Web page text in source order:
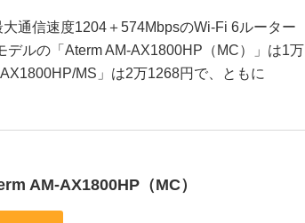
通信速度1204＋574MbpsのWi-Fi 6ルーター
デルの「Aterm AM-AX1800HP（MC）」は1万
MS」は2万1268円で、ともに
AM-AX1800HP（MC）